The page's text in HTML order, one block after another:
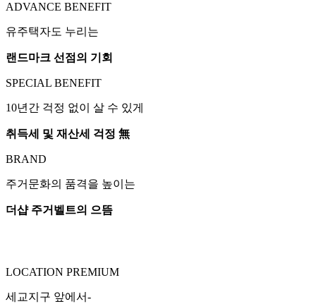
ADVANCE BENEFIT
유주택자도 누리는
랜드마크 선점의 기회
SPECIAL BENEFIT
10년간 걱정 없이 살 수 있게
취득세 및 재산세 걱정 無
BRAND
주거문화의 품격을 높이는
더샵 주거벨트의 으뜸
LOCATION PREMIUM
세교지구 앞에서-